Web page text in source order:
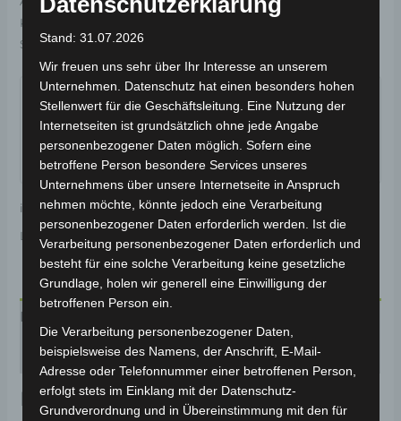
Kategorien:
Schlagwort:Elektrik & Beleuchtung
Garantiert sicherer Checkout
inkl. 19 % MwSt.Kostenloser Versand
Lieferzeit:
Versandfertig innerhalb 24 Stunden*
Produktsicherheit
Rezensionen (0)
Produktsicherheit
Stand: 31.07.2026
Wir freuen uns sehr über Ihr Interesse an unserem
Unternehmen. Datenschutz hat einen besonders hohen
Stellenwert für die Geschäftsleitung. Eine Nutzung der
Internetseiten ist grundsätzlich ohne jede Angabe
personenbezogener Daten möglich. Sofern eine
betroffene Person besondere Services unseres
Unternehmens über unsere Internetseite in Anspruch
nehmen möchte, könnte jedoch eine Verarbeitung
personenbezogener Daten erforderlich werden. Ist die
Verarbeitung personenbezogener Daten erforderlich und
besteht für eine solche Verarbeitung keine gesetzliche
Grundlage, holen wir generell eine Einwilligung der
betroffenen Person ein.
Die Verarbeitung personenbezogener Daten,
beispielsweise des Namens, der Anschrift, E-Mail-
Adresse oder Telefonnummer einer betroffenen Person,
erfolgt stets im Einklang mit der Datenschutz-
Grundverordnung und in Übereinstimmung mit den für